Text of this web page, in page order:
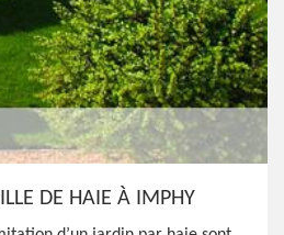
DE HAIE À IMPHY